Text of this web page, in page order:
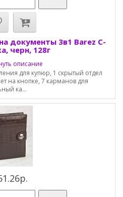
документы 3в1 Barez C-
черн, 128г
описание
для купюр, 1 скрытый отдел
на кнопке, 7 карманов для
ка...